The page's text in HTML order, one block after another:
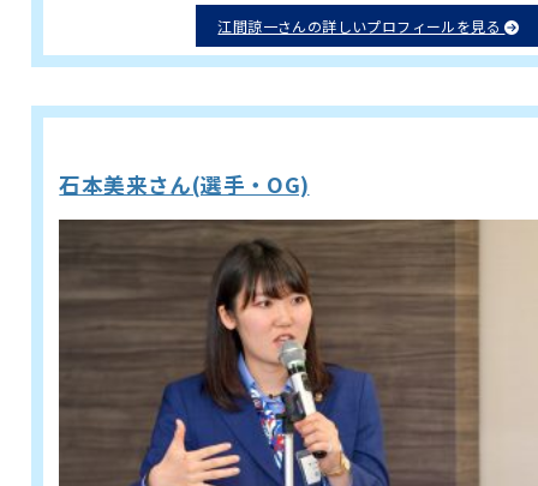
江間諒一さんの詳しいプロフィールを見る
石本美来さん(選手・OG)